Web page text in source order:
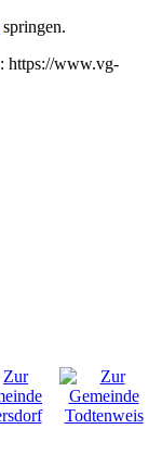
springen.
https://www.vg-